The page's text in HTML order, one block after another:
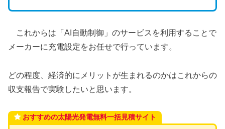
これからは「AI自動制御」のサービスを利用することで
メーカーに充電設定をお任せで行っています。
どの程度、経済的にメリットが生まれるのかはこれからの
収支報告で実験したいと思います。
おすすめの太陽光発電無料一括見積サイト